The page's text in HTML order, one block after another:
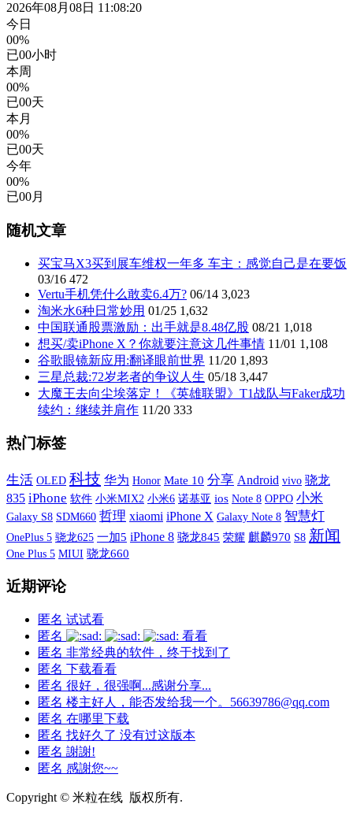
2026年08月08日 11:08:21
今日
00%
已00小时
本周
00%
已00天
本月
00%
已00天
今年
00%
已00月
随机文章
买宝马X3买到展车维权一年多 车主：感觉自己是在要饭
03/16 472
Vertu手机凭什么敢卖6.4万? 06/14 3,023
淘米水6种日常妙用 01/25 1,632
中国联通股票激励：出手就是8.48亿股 08/21 1,018
想买/卖iPhone X？你就要注意这几件事情 11/01 1,108
谷歌眼镜新应用:翻译眼前世界 11/20 1,893
三星总裁:72岁老者的争议人生 05/18 3,447
大魔王去向尘埃落定！《英雄联盟》T1战队与Faker成功
续约：继续并肩作 11/20 333
热门标签
生活 OLED 科技 华为 Honor Mate 10 分享 Android vivo 骁龙
835 iPhone 软件 小米MIX2 小米6 诺基亚 ios Note 8 OPPO 小米
Galaxy S8 SDM660 哲理 xiaomi iPhone X Galaxy Note 8 智慧灯
OnePlus 5 骁龙625 一加5 iPhone 8 骁龙845 荣耀 麒麟970 S8 新闻
One Plus 5 MIUI 骁龙660
近期评论
匿名 试试看
匿名
看看
匿名 非常经典的软件，终于找到了
匿名 下载看看
匿名 很好，很强啊...感谢分享...
匿名 楼主好人，能否发给我一个。56639786@qq.com
匿名 在哪里下载
匿名 找好久了 没有过这版本
匿名 謝謝!
匿名 感謝您~~
Copyright © 米粒在线 版权所有.